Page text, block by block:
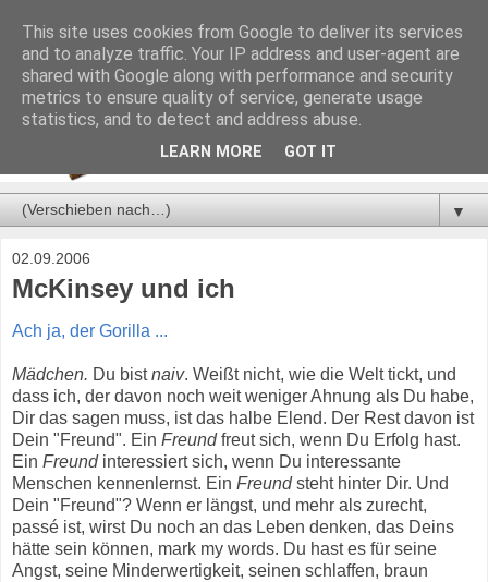
▼
02.09.2006
McKinsey und ich
Ach ja, der Gorilla ...
Mädchen. Du bistnaiv. Weißt nicht, wie die Welt tickt, und
dass ich, der davon noch weit weniger Ahnung als Du habe,
Dir das sagen muss, ist das halbe Elend. Der Rest davon ist
Dein "Freund". Ein Freund freut sich, wenn Du Erfolg hast.
Ein Freund interessiert sich, wenn Du interessante
Menschen kennenlernst. Ein Freund steht hinter Dir. Und
Dein "Freund"? Wenn er längst, und mehr als zurecht,
passé ist, wirst Du noch an das Leben denken, das Deins
hätte sein können, mark my words. Du hast es für seine
Angst, seine Minderwertigkeit, seinen schlaffen, braun
This site uses cookies from Google to deliver its services
and to analyze traffic. Your IP address and user-agent are
shared with Google along with performance and security
metrics to ensure quality of service, generate usage
statistics, and to detect and address abuse.
LEARN MORE GOT IT